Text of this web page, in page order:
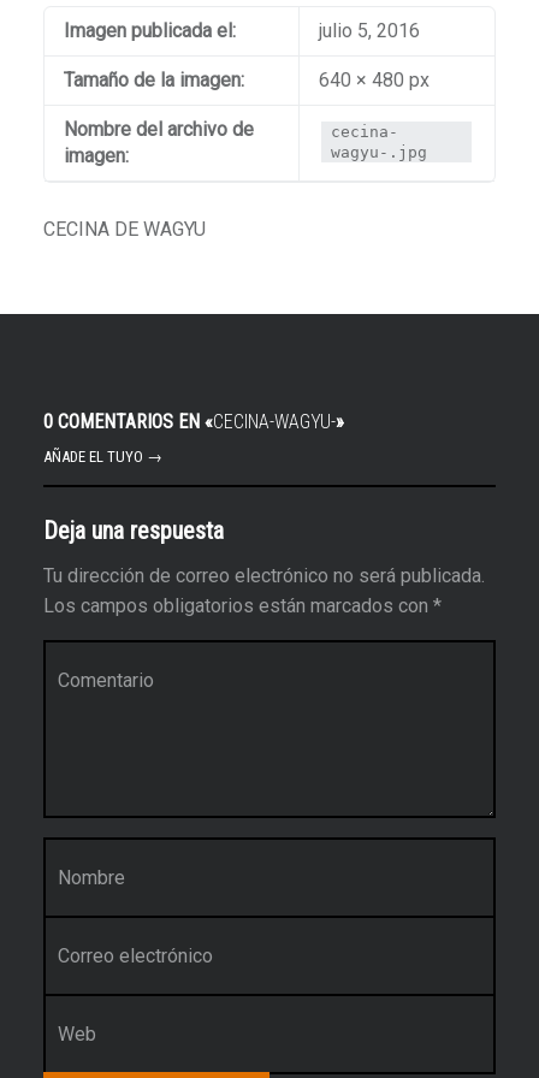
Imagen publicada el: julio 5, 2016
Tamaño de la imagen: 640 × 480 px
Nombre del archivo de
imagen:
cecina-
wagyu-.jpg
CECINA DE WAGYU
0 COMENTARIOS EN «CECINA-WAGYU-»
AÑADE EL TUYO →
Deja una respuesta
Tu dirección de correo electrónico no será publicada.
Los campos obligatorios están marcados con *
Nombre
*
Web